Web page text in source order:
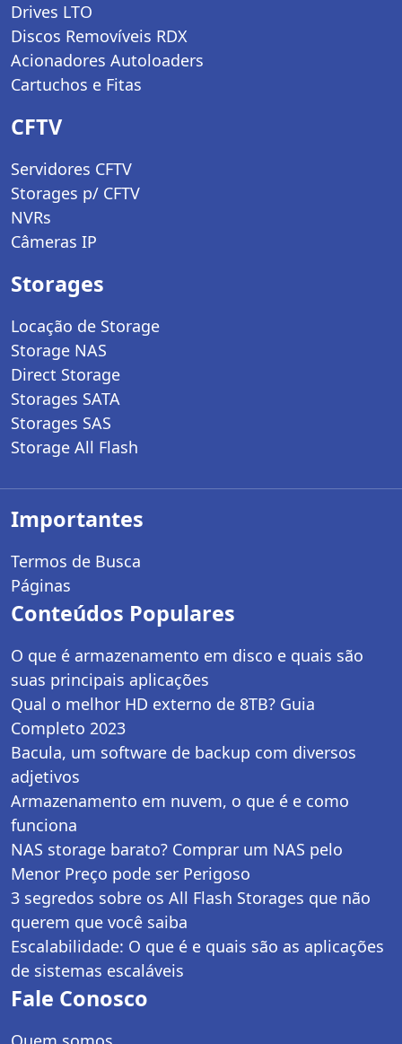
Drives LTO
Discos Removíveis RDX
Acionadores Autoloaders
Cartuchos e Fitas
CFTV
Servidores CFTV
Storages p/ CFTV
NVRs
Câmeras IP
Storages
Locação de Storage
Storage NAS
Direct Storage
Storages SATA
Storages SAS
Storage All Flash
Importantes
Termos de Busca
Páginas
Conteúdos Populares
O que é armazenamento em disco e quais são
suas principais aplicações
Qual o melhor HD externo de 8TB? Guia
Completo 2023
Bacula, um software de backup com diversos
adjetivos
Armazenamento em nuvem, o que é e como
funciona
NAS storage barato? Comprar um NAS pelo
Menor Preço pode ser Perigoso
3 segredos sobre os All Flash Storages que não
querem que você saiba
Escalabilidade: O que é e quais são as aplicações
de sistemas escaláveis
Fale Conosco